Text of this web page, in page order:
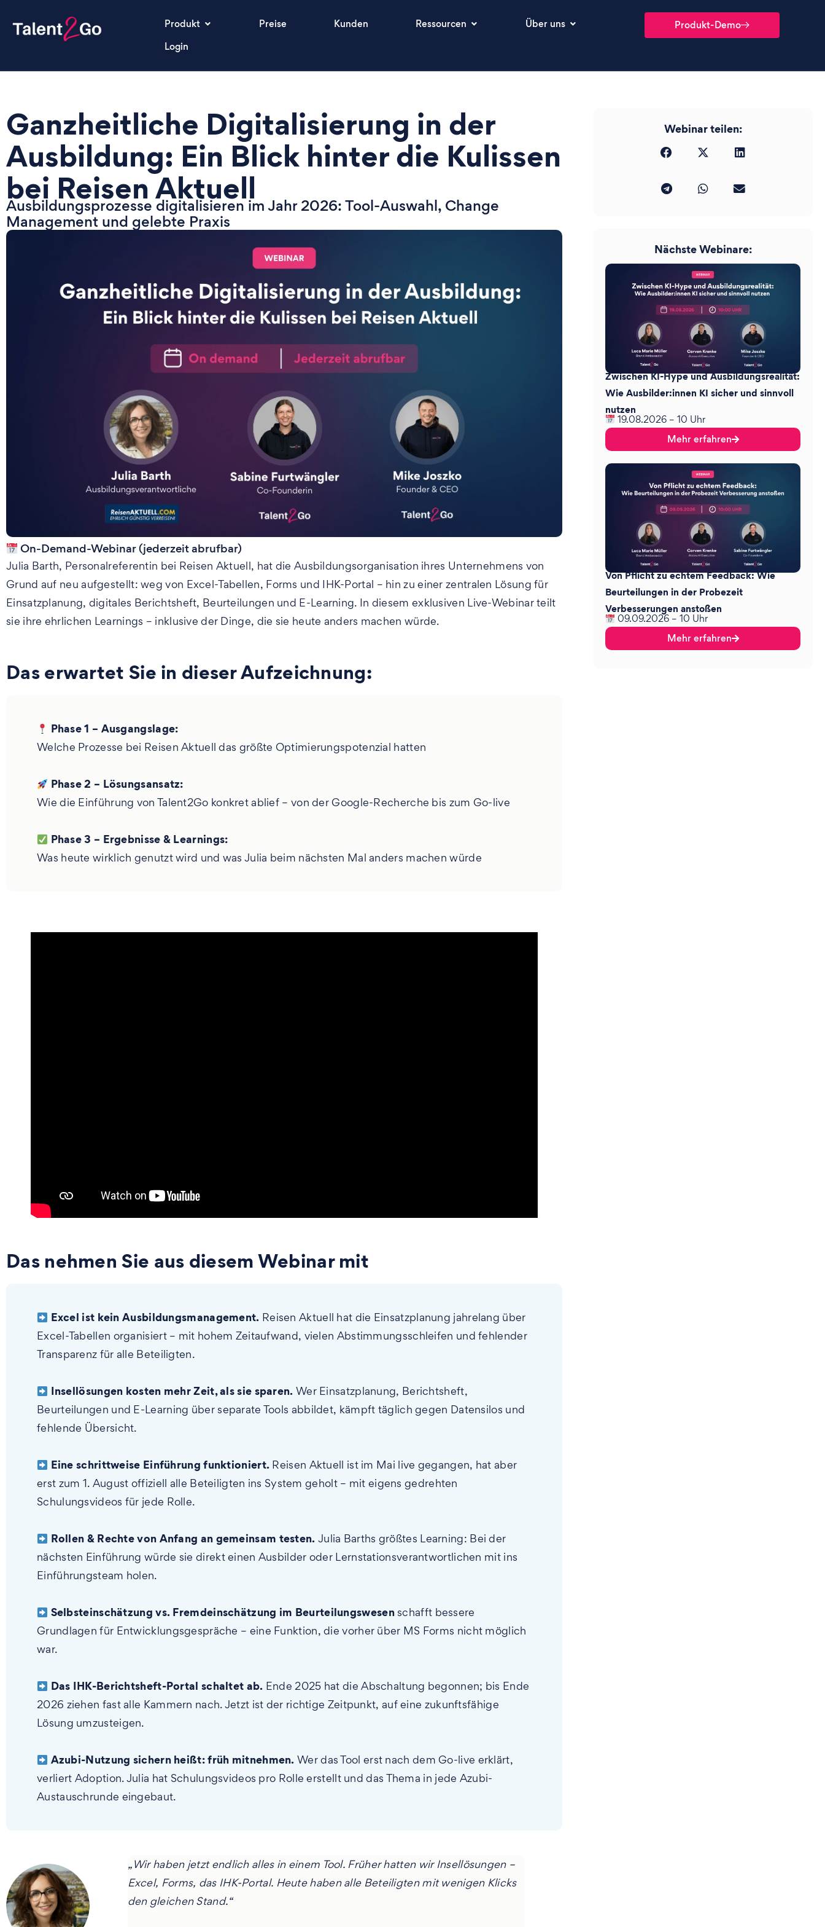
Produkt Preise Kunden Ressourcen
Über uns
Login
Produkt-Demo
Ganzheitliche Digitalisierung in der
Ausbildung: Ein Blick hinter die Kulissen
bei Reisen Aktuell
Ausbildungsprozesse digitalisieren im Jahr 2026: Tool-Auswahl, Change
Management und gelebte Praxis
On-Demand-Webinar (jederzeit abrufbar)
Julia Barth, Personalreferentin bei Reisen Aktuell, hat die Ausbildungsorganisation ihres Unternehmens von
Grund auf neu aufgestellt: weg von Excel-Tabellen, Forms und IHK-Portal – hin zu einer zentralen Lösung für
Einsatzplanung, digitales Berichtsheft, Beurteilungen und E-Learning. In diesem exklusiven Live-Webinar teilt
sie ihre ehrlichen Learnings – inklusive der Dinge, die sie heute anders machen würde.
Das erwartet Sie in dieser Aufzeichnung:
Phase 1 – Ausgangslage:
Welche Prozesse bei Reisen Aktuell das größte Optimierungspotenzial hatten
Phase 2 – Lösungsansatz:
Wie die Einführung von Talent2Go konkret ablief – von der Google-Recherche bis zum Go-live
Phase 3 – Ergebnisse & Learnings:
Was heute wirklich genutzt wird und was Julia beim nächsten Mal anders machen würde
Das nehmen Sie aus diesem Webinar mit
Excel ist kein Ausbildungsmanagement. Reisen Aktuell hat die Einsatzplanung jahrelang über
Excel-Tabellen organisiert – mit hohem Zeitaufwand, vielen Abstimmungsschleifen und fehlender
Transparenz für alle Beteiligten.
Insellösungen kosten mehr Zeit, als sie sparen. Wer Einsatzplanung, Berichtsheft,
Beurteilungen und E-Learning über separate Tools abbildet, kämpft täglich gegen Datensilos und
fehlende Übersicht.
Eine schrittweise Einführung funktioniert. Reisen Aktuell ist im Mai live gegangen, hat aber
erst zum 1. August offiziell alle Beteiligten ins System geholt – mit eigens gedrehten
Schulungsvideos für jede Rolle.
Rollen & Rechte von Anfang an gemeinsam testen. Julia Barths größtes Learning: Bei der
nächsten Einführung würde sie direkt einen Ausbilder oder Lernstationsverantwortlichen mit ins
Einführungsteam holen.
Selbsteinschätzung vs. Fremdeinschätzung im Beurteilungswesenschafft bessere
Grundlagen für Entwicklungsgespräche – eine Funktion, die vorher über MS Forms nicht möglich
war.
Das IHK-Berichtsheft-Portal schaltet ab. Ende 2025 hat die Abschaltung begonnen; bis Ende
2026 ziehen fast alle Kammern nach. Jetzt ist der richtige Zeitpunkt, auf eine zukunftsfähige
Lösung umzusteigen.
Azubi-Nutzung sichern heißt: früh mitnehmen. Wer das Tool erst nach dem Go-live erklärt,
verliert Adoption. Julia hat Schulungsvideos pro Rolle erstellt und das Thema in jede Azubi-
Austauschrunde eingebaut.
„Wir haben jetzt endlich alles in einem Tool. Früher hatten wir Insellösungen –
Excel, Forms, das IHK-Portal. Heute haben alle Beteiligten mit wenigen Klicks
den gleichen Stand.“
Webinar teilen:
Nächste Webinare:
Zwischen KI-Hype und Ausbildungsrealität:
Wie Ausbilder:innen KI sicher und sinnvoll
nutzen
19.08.2026 – 10 Uhr
Mehr erfahren
Von Pflicht zu echtem Feedback: Wie
Beurteilungen in der Probezeit
Verbesserungen anstoßen
09.09.2026 – 10 Uhr
Mehr erfahren